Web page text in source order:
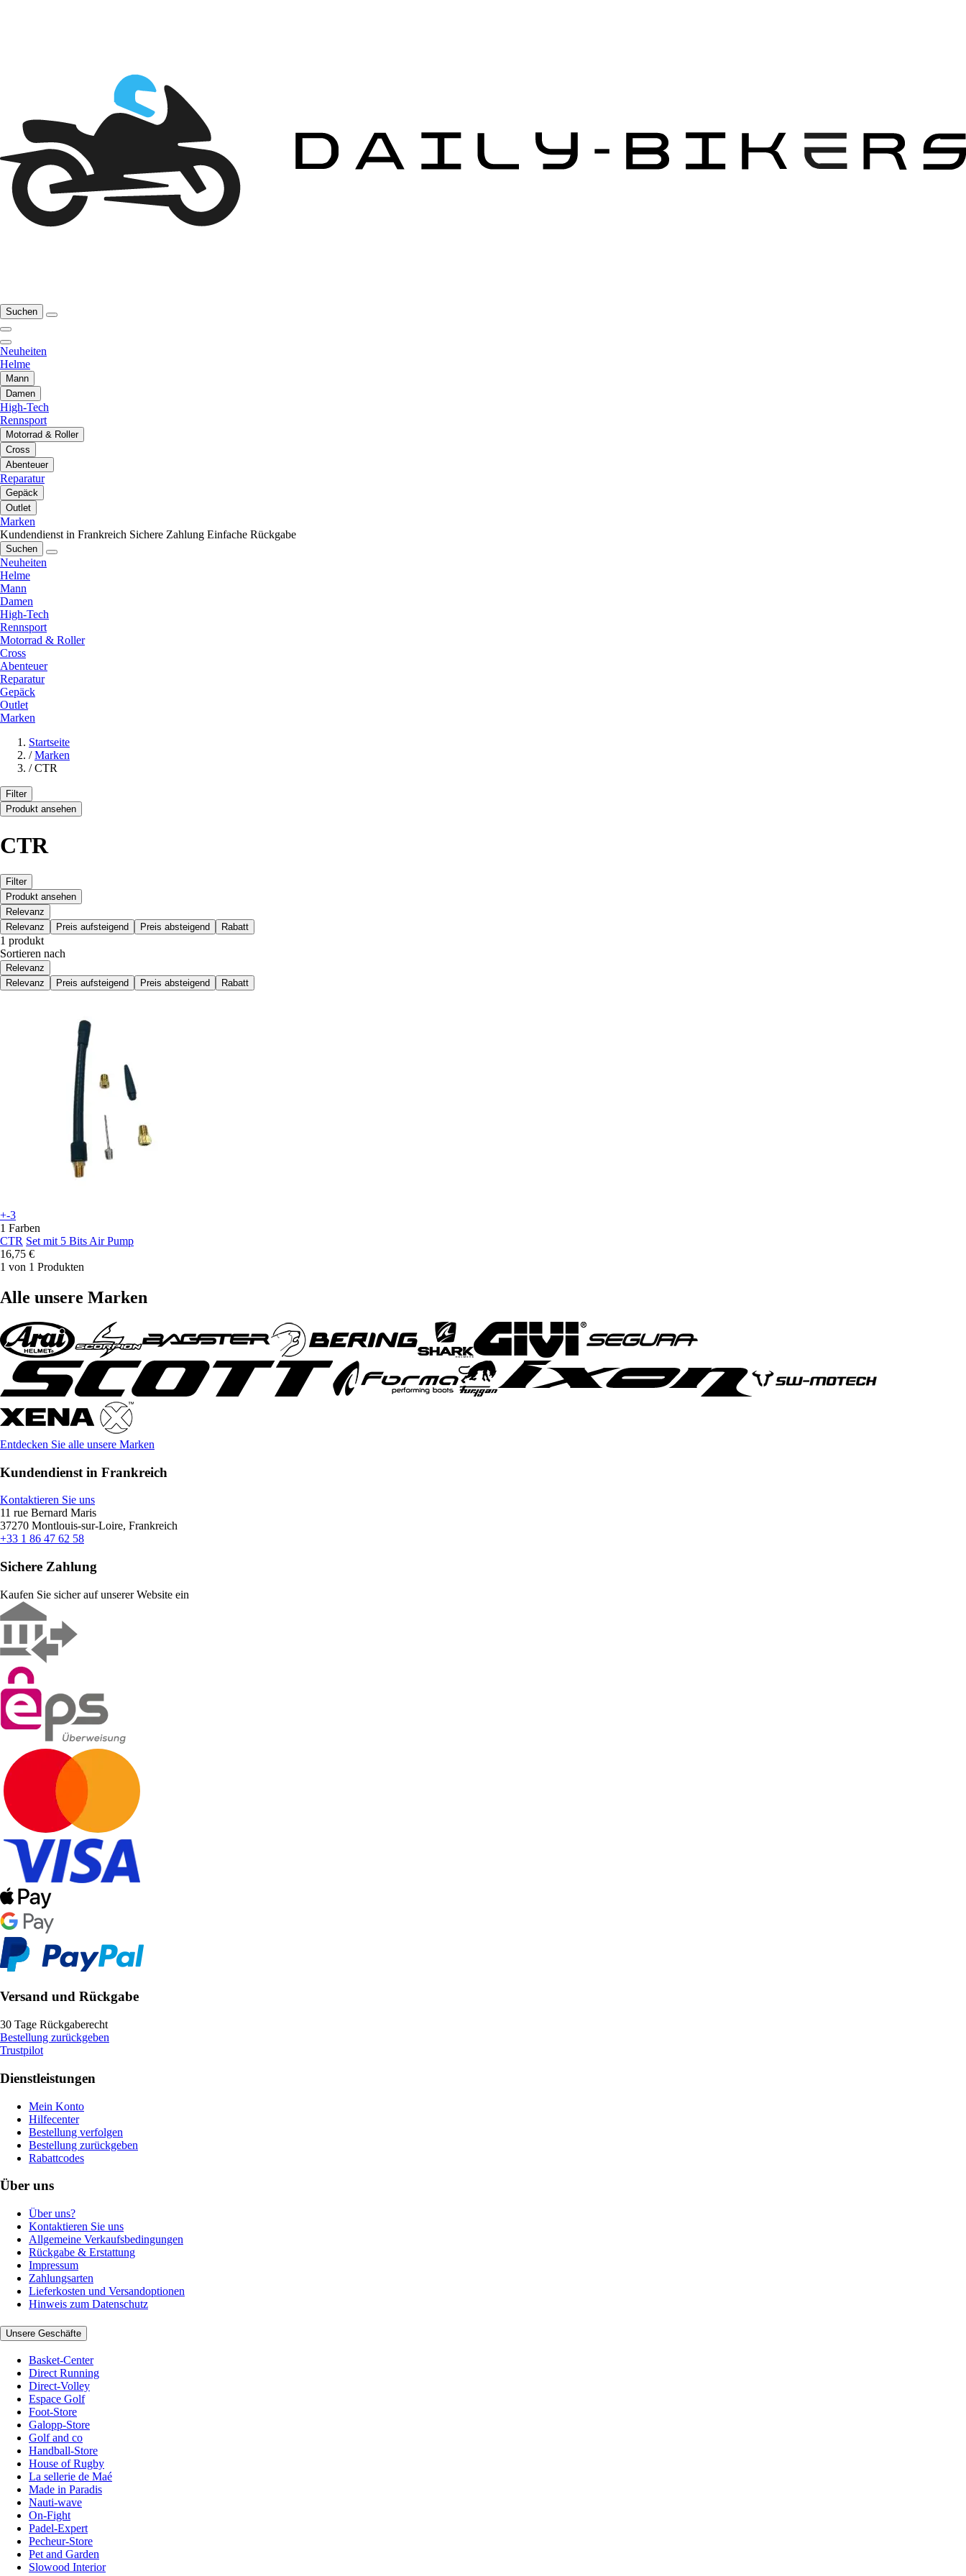
Suchen
Neuheiten
Helme
Mann
Damen
High-Tech
Rennsport
Motorrad & Roller
Cross
Abenteuer
Reparatur
Gepäck
Outlet
Marken
Kundendienst in Frankreich Sichere Zahlung Einfache Rückgabe
Suchen
Neuheiten
Helme
Mann
Damen
High-Tech
Rennsport
Motorrad & Roller
Cross
Abenteuer
Reparatur
Gepäck
Outlet
Marken
Startseite
/ Marken
/ CTR
Filter
Produkt ansehen
CTR
Filter
Produkt ansehen
Relevanz
Relevanz
Preis aufsteigend Preis absteigend Rabatt
1 produkt
Sortieren nach
Relevanz
Relevanz
Preis aufsteigend Preis absteigend Rabatt
+-3
1 Farben
CTR Set mit 5 Bits Air Pump
16,75 €
1 von 1 Produkten
Alle unsere Marken
Entdecken Sie alle unsere Marken
Kundendienst in Frankreich
Kontaktieren Sie uns
11 rue Bernard Maris
37270 Montlouis-sur-Loire, Frankreich
+33 1 86 47 62 58
Sichere Zahlung
Kaufen Sie sicher auf unserer Website ein
Versand und Rückgabe
30 Tage Rückgaberecht
Bestellung zurückgeben
Trustpilot
Dienstleistungen
Mein Konto
Hilfecenter
Bestellung verfolgen
Bestellung zurückgeben
Rabattcodes
Über uns
Über uns?
Kontaktieren Sie uns
Allgemeine Verkaufsbedingungen
Rückgabe & Erstattung
Impressum
Zahlungsarten
Lieferkosten und Versandoptionen
Hinweis zum Datenschutz
Unsere Geschäfte
Basket-Center
Direct Running
Direct-Volley
Espace Golf
Foot-Store
Galopp-Store
Golf and co
Handball-Store
House of Rugby
La sellerie de Maé
Made in Paradis
Nauti-wave
On-Fight
Padel-Expert
Pecheur-Store
Pet and Garden
Slowood Interior